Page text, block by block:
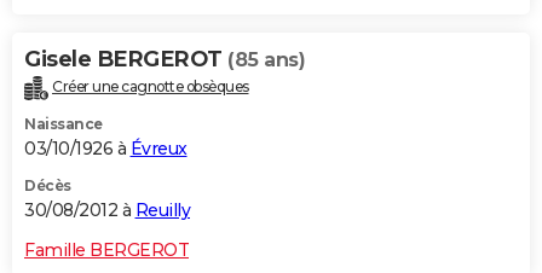
Gisele BERGEROT (85 ans)
Créer une cagnotte obsèques
Naissance
03/10/1926 à Évreux
Décès
30/08/2012 à Reuilly
Famille BERGEROT